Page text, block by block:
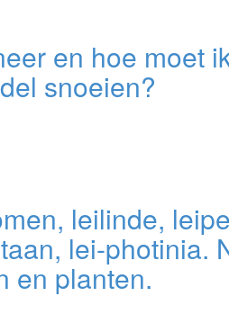
en hoe moet
snoeien?
leilinde,
lei-photinia.
en planten.